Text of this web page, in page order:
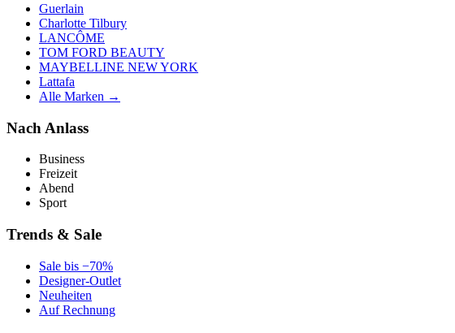
Guerlain
Charlotte Tilbury
LANCÔME
TOM FORD BEAUTY
MAYBELLINE NEW YORK
Lattafa
Alle Marken →
Nach Anlass
Business
Freizeit
Abend
Sport
Trends & Sale
Sale bis −70%
Designer-Outlet
Neuheiten
Auf Rechnung